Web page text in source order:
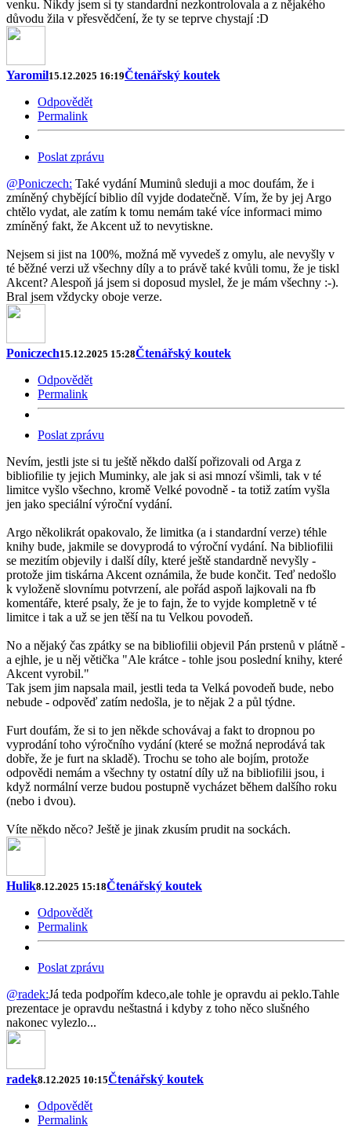
venku. Nikdy jsem si ty standardní nezkontrolovala a z nějakého
důvodu žila v přesvědčení, že ty se teprve chystají :D
Yaromil15.12.2025 16:19Čtenářský koutek
Odpovědět
Permalink
Poslat zprávu
@Poniczech: Také vydání Muminů sleduji a moc doufám, že i
zmíněný chybějící biblio díl vyjde dodatečně. Vím, že by jej Argo
chtělo vydat, ale zatím k tomu nemám také více informaci mimo
zmíněný fakt, že Akcent už to nevytiskne.
Nejsem si jist na 100%, možná mě vyvedeš z omylu, ale nevyšly v
té běžné verzi už všechny díly a to právě také kvůli tomu, že je tiskl
Akcent? Alespoň já jsem si doposud myslel, že je mám všechny :-).
Bral jsem vždycky oboje verze.
Poniczech15.12.2025 15:28Čtenářský koutek
Odpovědět
Permalink
Poslat zprávu
Nevím, jestli jste si tu ještě někdo další pořizovali od Arga z
bibliofilie ty jejich Muminky, ale jak si asi mnozí všimli, tak v té
limitce vyšlo všechno, kromě Velké povodně - ta totiž zatím vyšla
jen jako speciální výroční vydání.
Argo několikrát opakovalo, že limitka (a i standardní verze) téhle
knihy bude, jakmile se dovyprodá to výroční vydání. Na bibliofilii
se mezitím objevily i další díly, které ještě standardně nevyšly -
protože jim tiskárna Akcent oznámila, že bude končit. Teď nedošlo
k vyloženě slovnímu potvrzení, ale pořád aspoň lajkovali na fb
komentáře, které psaly, že je to fajn, že to vyjde kompletně v té
limitce i tak a už se jen těší na tu Velkou povodeň.
No a nějaký čas zpátky se na bibliofilii objevil Pán prstenů v plátně -
a ejhle, je u něj větička "Ale krátce - tohle jsou poslední knihy, které
Akcent vyrobil."
Tak jsem jim napsala mail, jestli teda ta Velká povodeň bude, nebo
nebude - odpověď zatím nedošla, je to nějak 2 a půl týdne.
Furt doufám, že si to jen někde schovávaj a fakt to dropnou po
vyprodání toho výročního vydání (které se možná neprodává tak
dobře, že je furt na skladě). Trochu se toho ale bojím, protože
odpovědi nemám a všechny ty ostatní díly už na bibliofilii jsou, i
když normální verze budou postupně vycházet během dalšího roku
(nebo i dvou).
Víte někdo něco? Ještě je jinak zkusím prudit na sockách.
Hulik8.12.2025 15:18Čtenářský koutek
Odpovědět
Permalink
Poslat zprávu
@radek:Já teda podpořím kdeco,ale tohle je opravdu ai peklo.Tahle
prezentace je opravdu neštastná i kdyby z toho něco slušného
nakonec vylezlo...
radek8.12.2025 10:15Čtenářský koutek
Odpovědět
Permalink